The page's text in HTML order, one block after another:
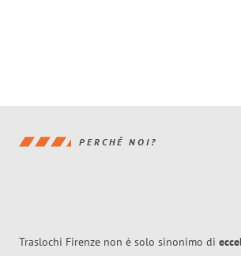
PERCHÉ NOI?
Traslochi Firenze non è solo sinonimo di